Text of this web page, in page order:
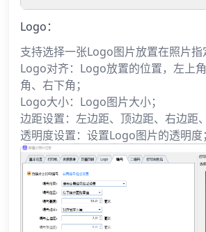
Logo：
支持选择一张Logo图片放置在照片指
Logo对齐：Logo放置的位置，左上
角、右下角；
Logo大小：Logo图片大小；
边距设置：左边距、顶边距、右边距
透明度设置：设置Logo图片的透明度；